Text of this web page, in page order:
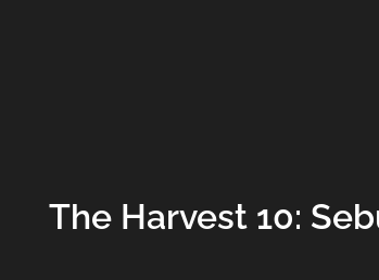
The Harvest 10: